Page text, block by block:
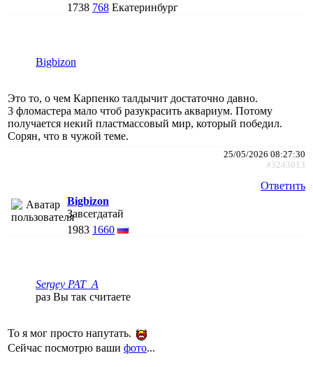
1738 768 Екатеринбург
Bigbizon
Это то, о чем Карпенко талдычит достаточно давно.
3 фломастера мало чтоб разукрасить аквариум. Потому
получается некий пластмассовый мир, который победил.
Сорян, что в чужой теме.
25/05/2026 08:27:30
#3243013
Ответить
Bigbizon
Завсегдатай
1983 1660
Sergey PAT_A
раз Вы так считаете
То я мог просто напутать.
Сейчас посмотрю ваши фото...